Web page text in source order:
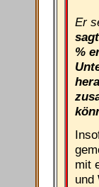
Er
%
mit
und